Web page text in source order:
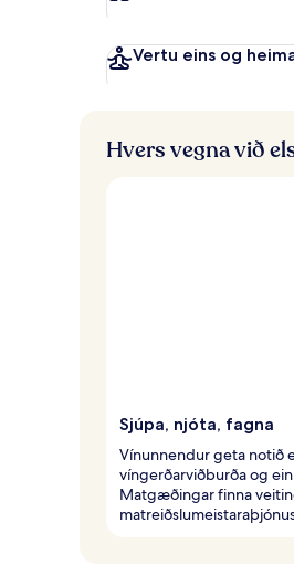
Vertu eins og
Hvers vegna við
Sjúpa, njóta, fagna
Vínunnendur geta notið
víngerðarviðburða og
Matgæðingar finna